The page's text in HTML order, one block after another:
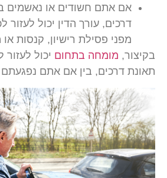
אם אתם חשודים או נאשמים
דרכים, עורך הדין יכול לעזור
מפני פסילת רישיון, קנסות או
בקיצור,מומחה בתחוםיכול לעזור
תאונת דרכים, בין אם אתם נפגעתם